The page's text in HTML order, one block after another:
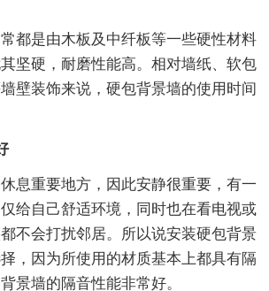
都是由木板及中纤板等一些硬性材料
坚硬，耐磨性能高。相对墙纸、软包
壁装饰来说，硬包背景墙的使用时间
息重要地方，因此安静很重要，有一
给自己舒适环境，同时也在看电视或
不会打扰邻居。所以说安装硬包背景
，因为所使用的材质基本上都具有隔
景墙的隔音性能非常好。